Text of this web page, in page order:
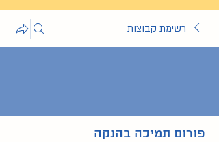
רשימת קבוצות
פורום תמיכה בהנקה